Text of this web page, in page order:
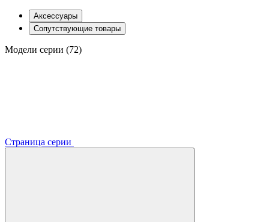
Аксессуары
Сопутствующие товары
Модели серии (72)
Страница серии